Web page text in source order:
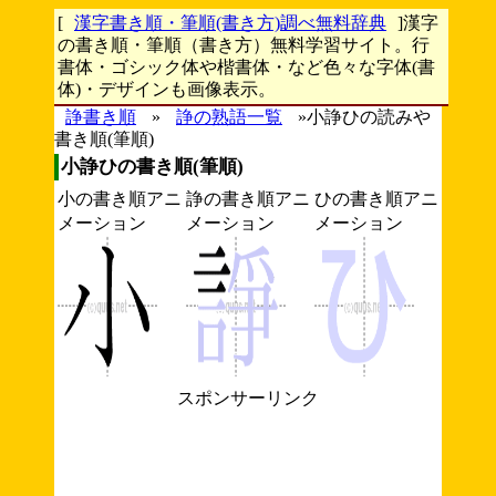
[ 漢字書き順・筆順(書き方)調べ無料辞典 ]漢字
の書き順・筆順（書き方）無料学習サイト。行
書体・ゴシック体や楷書体・など色々な字体(書
体)・デザインも画像表示。
諍書き順
» 諍の熟語一覧
»小諍ひの読みや
書き順(筆順)
小諍ひの書き順(筆順)
小の書き順アニ
メーション
諍の書き順アニ
メーション
ひの書き順アニ
メーション
スポンサーリンク